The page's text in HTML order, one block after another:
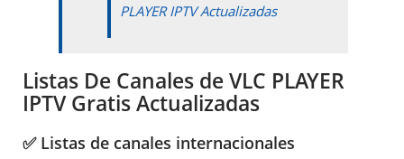
PLAYER IPTV Actualizadas
Listas De Canales de VLC PLAYER
IPTV Gratis Actualizadas
✅ Listas de canales internacionales